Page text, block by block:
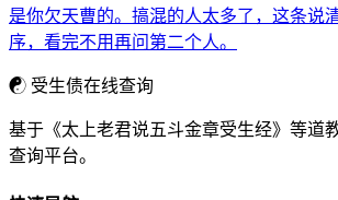
是你欠天曹的。搞混的人太多了，这条说
序，看完不用再问第二个人。
☯ 受生债在线查询
基于《太上老君说五斗金章受生经》等道
查询平台。